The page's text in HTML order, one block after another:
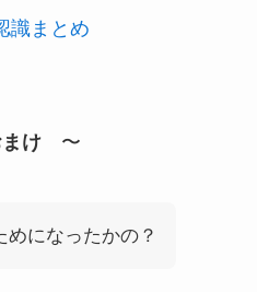
け 〜
めになったかの？